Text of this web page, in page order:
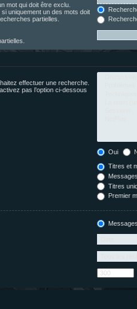
mot qui doit être exclu.
uniquement un des mots doit
partielles.
effectuer une recherche.
pas l’option ci-dessous
Oui
Titres et
Titres
Premier
Messages